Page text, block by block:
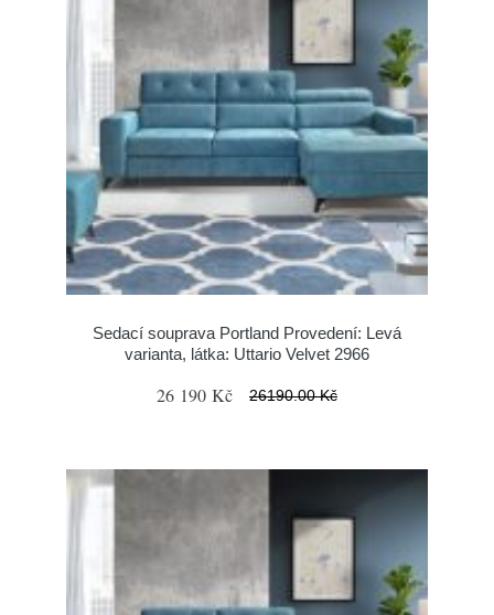
Sedací souprava Portland Provedení: Levá
varianta, látka: Uttario Velvet 2966
26 190 Kč 26190.00 Kč